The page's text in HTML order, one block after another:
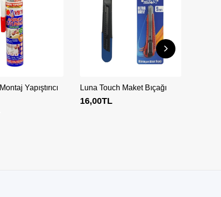
Yapıştırıcı
Luna Touch Maket Bıçağı
16,00TL